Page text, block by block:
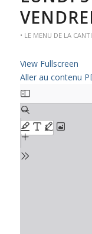
• LE MENU DE LA
View Fullscreen
Aller au contenu